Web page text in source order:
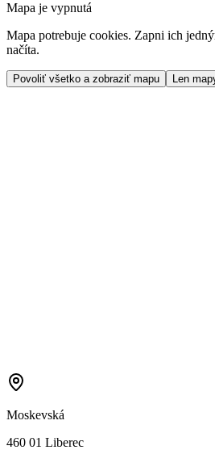
Mapa je vypnutá
Mapa potrebuje cookies. Zapni ich
načíta.
Povoliť všetko a zobraziť mapu Len
Moskevská
460 01 Liberec